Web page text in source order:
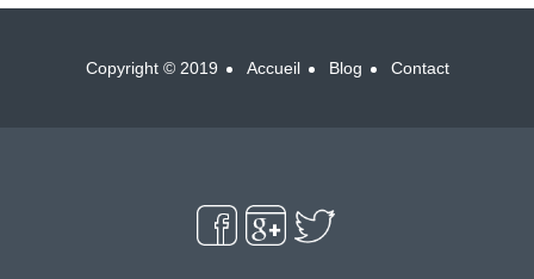
Copyright © 2019 Accueil Blog Contact